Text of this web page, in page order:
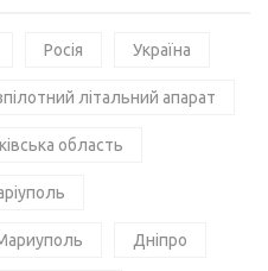
Росія Україна
літальний апарат
область
Дніпро